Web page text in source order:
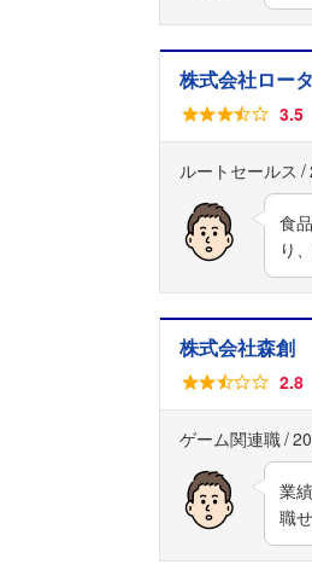
株式会社ロー
3.5
ルートセールス
食
り
株式会社森創
2.8
ゲーム関連職
業
職